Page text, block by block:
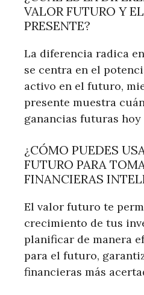
VALOR FUTURO Y
PRESENTE?
La diferencia radica
se centra en el
activo en el futuro,
presente muestra
ganancias futuras hoy
¿CÓMO PUEDES
FUTURO PARA
FINANCIERAS
El valor futuro te
crecimiento de tus
planificar de manera
para el futuro,
financieras más